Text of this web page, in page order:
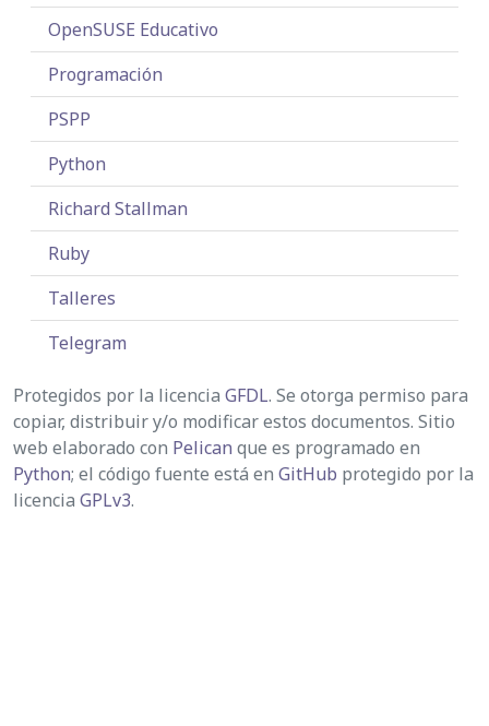
OpenSUSE Educativo
Programación
PSPP
Python
Richard Stallman
Ruby
Talleres
Telegram
Protegidos por la licencia GFDL. Se otorga permiso para
copiar, distribuir y/o modificar estos documentos. Sitio
web elaborado con Pelican que es programado en
Python; el código fuente está en GitHub protegido por la
licencia GPLv3.